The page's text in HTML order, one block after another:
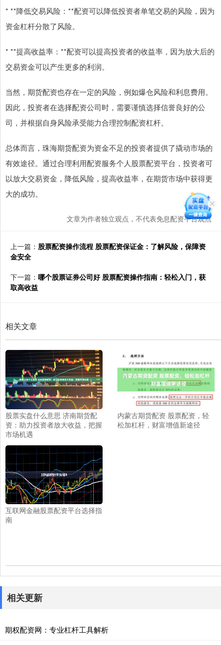
* **降低交易风险：**配资可以降低投资者单笔交易的风险，因为
资金杠杆分散了风险。
* **提高收益率：**配资可以提高投资者的收益率，因为放大后的
交易资金可以产生更多的利润。
当然，期货配资也存在一定的风险，例如爆仓风险和利息费用。
因此，投资者在选择配资公司时，需要谨慎选择信誉良好的公
司，并根据自身风险承受能力合理控制配资杠杆。
总体而言，珠海期货配资为资金不足的投资者提供了撬动市场的
有效途径。通过合理利用配资服务个人股票配资平台，投资者可
以放大交易资金，降低风险，提高收益率，在期货市场中获得更
大的成功。
文章为作者独立观点，不代表免息配资平台观点
上一篇： 股票配资操作流程 股票配资保证金：了解风险，保障资
金安全
下一篇： 哪个股票证券公司好 股票配资操作指南：轻松入门，获
取高收益
相关文章
股票实盘什么意思 济南期货配
资：助力投资者放大收益，把握
市场机遇
内蒙古期货配资 股票配资，轻
松加杠杆，财富增值新途径
互联网金融股票配资平台选择指
南
相关更新
期权配资网：专业杠杆工具解析